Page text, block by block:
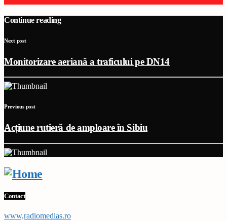
Continue reading
Next post
Monitorizare aeriană a traficului pe DN14
Previous post
Acțiune rutieră de amploare în Sibiu
Contact
www,radiomedias.ro